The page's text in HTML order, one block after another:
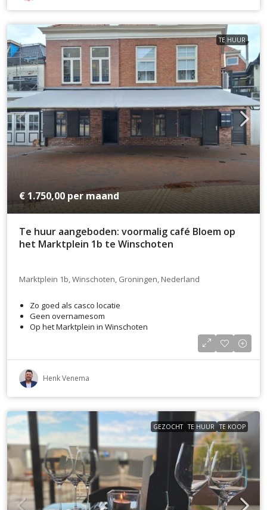
TE HUUR
€ 1.750,00 per maand
Te huur aangeboden: voormalig café Bloem op
het Marktplein 1b te Winschoten
Marktplein 1b, Winschoten, Groningen, Nederland
Zo goed als casco locatie
Geen overnamesom
Op het Marktplein in Winschoten
Henk Venema
GEZOCHT TE HUUR TE KOOP